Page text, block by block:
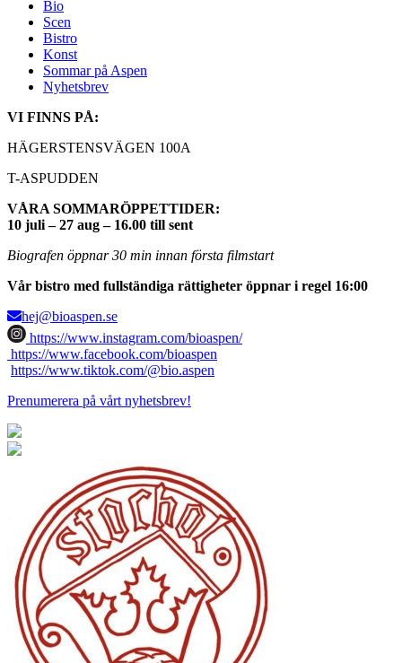
Bio
Scen
Bistro
Konst
Sommar på Aspen
Nyhetsbrev
VI FINNS PÅ:
HÄGERSTENSVÄGEN 100A
T-ASPUDDEN
VÅRA SOMMARÖPPETTIDER:
10 juli – 27 aug – 16.00 till sent
Biografen öppnar 30 min innan första filmstart
Vår bistro med fullständiga rättigheter öppnar i regel 16:00
hej@bioaspen.se
https://www.instagram.com/bioaspen/
https://www.facebook.com/bioaspen
https://www.tiktok.com/@bio.aspen
Prenumerera på vårt nyhetsbrev!